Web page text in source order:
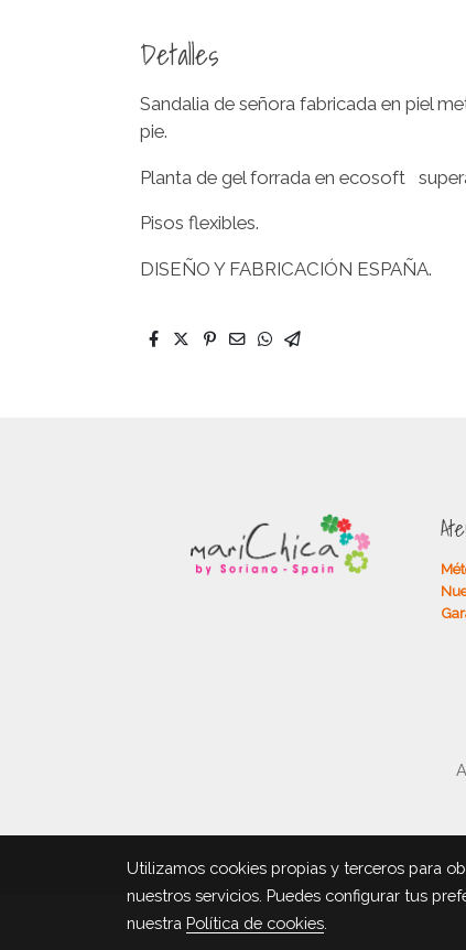
Detalles
Sandalia de señora fabricada en piel
pie.
Planta de gel forrada en ecosoft
Pisos flexibles.
DISEÑO Y FABRICACIÓN ESPAÑA.
Utilizamos cookies propias y terceros para
nuestros servicios. Puedes configurar tus
nuestra Política de cookies.